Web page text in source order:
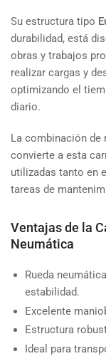
Su estructura tipo
durabilidad, está
obras y trabajos
realizar cargas y
optimizando el
diario.
La combinación de
convierte a esta
utilizadas tanto en
tareas de
Ventajas de la
Neumática
Rueda
estabilidad.
Excelente
Estructura
Ideal para